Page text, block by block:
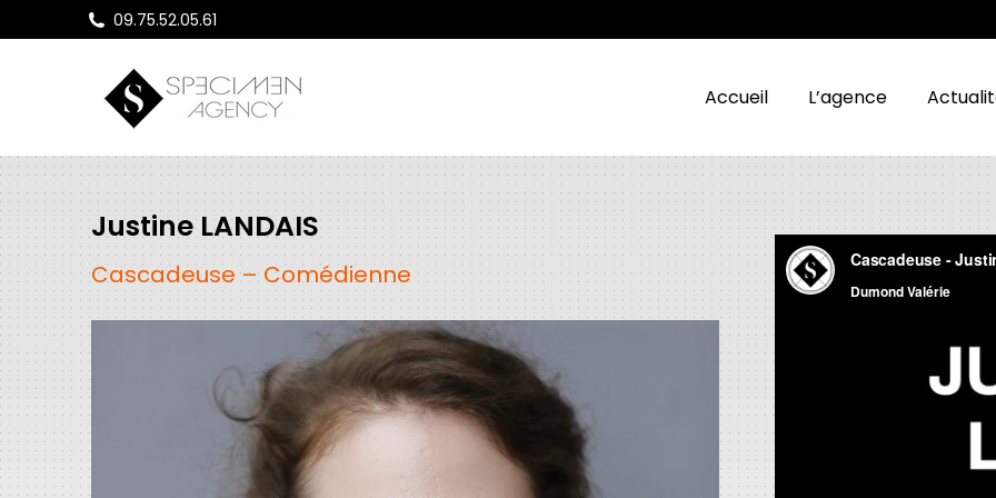
09.75.52.05.61
Accueil L’agence
Justine LANDAIS
Cascadeuse – Comédienne